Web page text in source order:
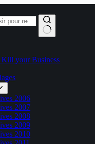
Kill your Business
2006
2007
2008
2009
2010